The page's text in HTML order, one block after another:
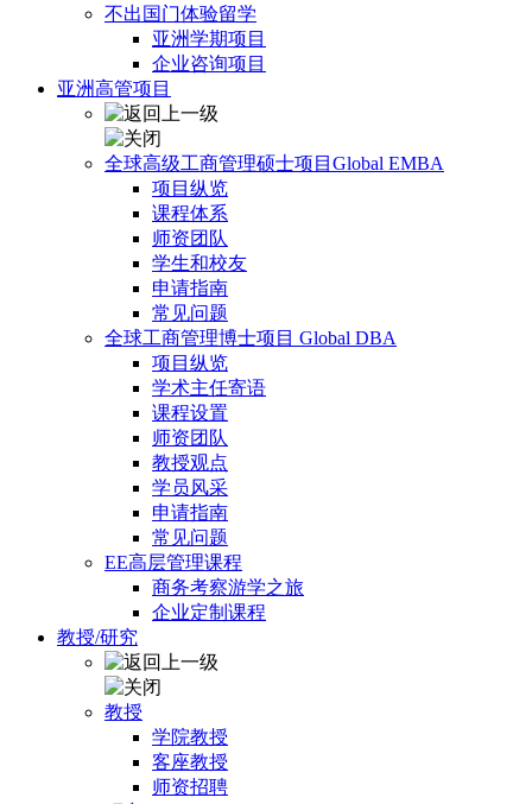
不出国门体验留学
亚洲学期项目
企业咨询项目
亚洲高管项目
全球高级工商管理硕士项目Global EMBA
项目纵览
课程体系
师资团队
学生和校友
申请指南
常见问题
全球工商管理博士项目 Global DBA
项目纵览
学术主任寄语
课程设置
师资团队
教授观点
学员风采
申请指南
常见问题
EE高层管理课程
商务考察游学之旅
企业定制课程
教授/研究
教授
学院教授
客座教授
师资招聘